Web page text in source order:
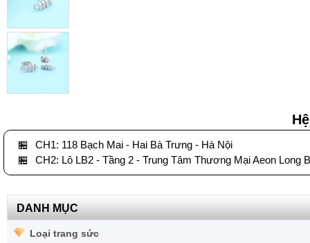
🏪
CH1: 118 Bạch Mai - Hai Bà Trưng - Hà Nội
🏪
CH2: Lô LB2 - Tầng 2 - Trung Tâm Thương Mại Aeon Long
DANH MỤC
Loại trang sức